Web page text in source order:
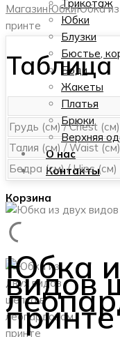
Трикотаж
Юбки
Блузки
Бюстье,
Боди
Жакеты
Платья
Брюки
Верхняя
О нас
Контакты
Корзина
МагазинЮбкиЮбка из
принте
Таблица
Грудь (см) / Chest (см)
Талия (см) / Waist (см)
Бедра (см) / Hips (см)
Юбка
видов
принте